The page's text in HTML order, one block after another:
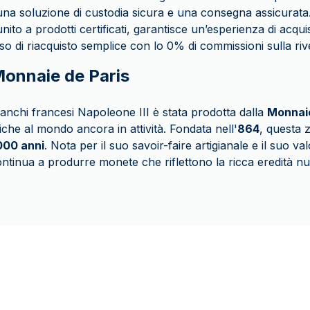
soluzione di custodia sicura e una consegna
a prodotti certificati, garantisce un’esperienza di
di riacquisto semplice con lo 0% di commissioni sulla
de Paris
francesi Napoleone III è stata prodotta dalla
al mondo ancora in attività. Fondata nell'864, questa
anni. Nota per il suo savoir-faire artigianale e il suo
a produrre monete che riflettono la ricca eredità